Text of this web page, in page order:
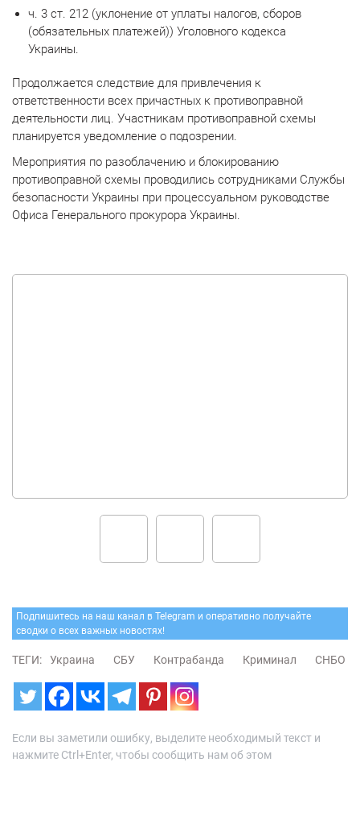
ч. 3 ст. 212 (уклонение от уплаты налогов, сборов
(обязательных платежей)) Уголовного кодекса
Украины.
Продолжается следствие для привлечения к
ответственности всех причастных к противоправной
деятельности лиц. Участникам противоправной схемы
планируется уведомление о подозрении.
Мероприятия по разоблачению и блокированию
противоправной схемы проводились сотрудниками Службы
безопасности Украины при процессуальном руководстве
Офиса Генерального прокурора Украины.
Подпишитесь на наш канал в Telegram и оперативно получайте
сводки о всех важных новостях!
ТЕГИ: Украина СБУ Контрабанда Криминал СНБО
Если вы заметили ошибку, выделите необходимый текст и
нажмите Ctrl+Enter, чтобы сообщить нам об этом